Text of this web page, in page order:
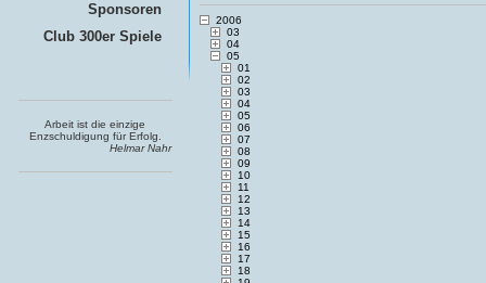
Sponsoren
Club 300er Spiele
Arbeit ist die einzige
Enzschuldigung für Erfolg.
Helmar Nahr
2006
03
04
05
01
02
03
04
05
06
07
08
09
10
11
12
13
14
15
16
17
18